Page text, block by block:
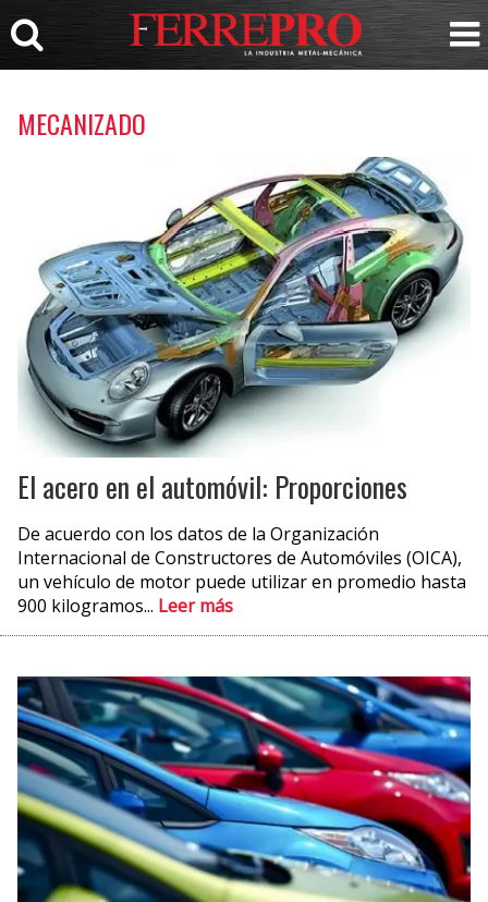
MECANIZADO
El acero en el automóvil: Proporciones
De acuerdo con los datos de la Organización
Internacional de Constructores de Automóviles (OICA),
un vehículo de motor puede utilizar en promedio hasta
900 kilogramos... Leer más